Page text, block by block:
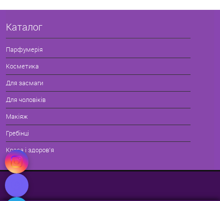
Каталог
Парфумерія
Косметика
Для засмаги
Для чоловіків
Макіяж
Гребінці
Краса і здоров'я